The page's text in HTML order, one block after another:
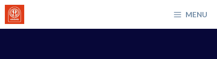
İçeriğe
atla
MENU